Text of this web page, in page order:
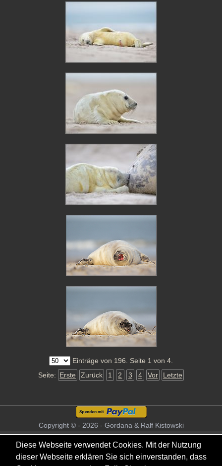
Einträge von 196. Seite 1 von 4.
Seite: Erste Zurück 1 2 3 4 Vor Letzte
Copyright © - 2026 - Gordana & Ralf Kistowski
Diese Webseite verwendet Cookies. Mit der Nutzung
dieser Webseite erklären Sie sich einverstanden, dass